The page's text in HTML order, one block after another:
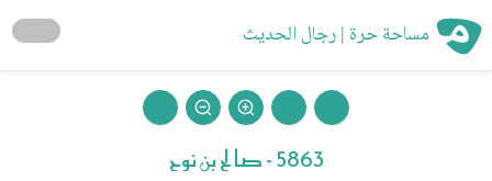
مساحة حرة | رجال الحديث
5863 - صالح بن نوح